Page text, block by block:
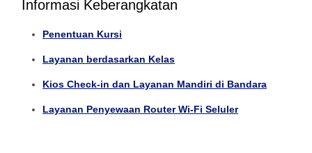
Informasi Keberangkatan
Penentuan Kursi
Layanan berdasarkan Kelas
Kios Check-in dan Layanan Mandiri di Bandara
Layanan Penyewaan Router Wi-Fi Seluler